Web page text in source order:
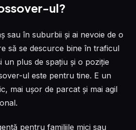
ul?
sau în suburbii și ai nevoie de o
să se descurce bine în traficul
un plus de spațiu și o poziție
ul este pentru tine. E un
mai ușor de parcat și mai agil
pentru familiile mici sau